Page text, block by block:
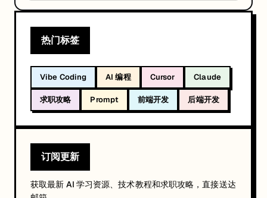
热门标签
Vibe Coding AI 编程 Cursor Claude
求职攻略 Prompt 前端开发 后端开发
订阅更新
获取最新 AI 学习资源、技术教程和求职攻略，直接送达